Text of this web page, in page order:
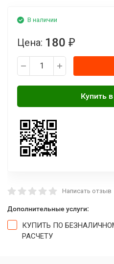
В наличии
Цена: 180 ₽
Написать отзыв
Дополнительные услуги:
КУПИТЬ ПО
РАСЧЕТУ